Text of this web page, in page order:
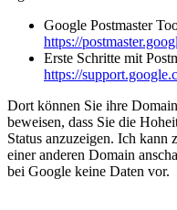
Google Postmaster
https://
Erste Schritte mit
https://
Dort können Sie ihre
beweisen, dass Sie die
Status anzuzeigen. Ich
einer anderen Domain
bei Google keine Daten vor.